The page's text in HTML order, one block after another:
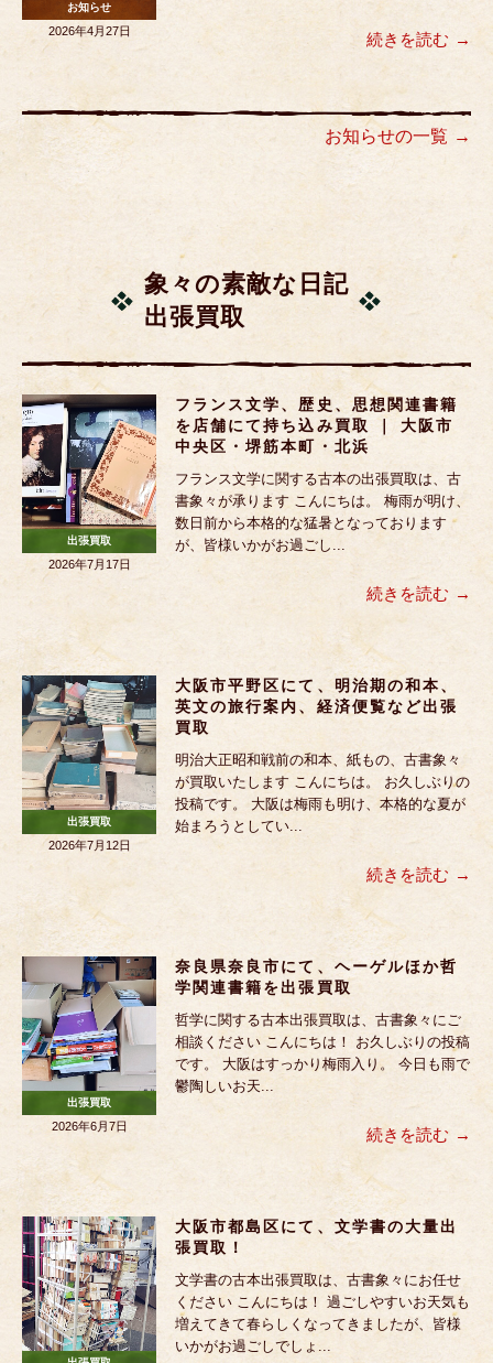
続きを読む
お知らせ
2026年4月27日
お知らせの一覧
象々の素敵な日記
出張買取
フランス文学、歴史、思想関連書籍
を店舗にて持ち込み買取 ｜ 大阪市
中央区・堺筋本町・北浜
フランス文学に関する古本の出張買取は、古
書象々が承ります こんにちは。 梅雨が明け、
数日前から本格的な猛暑となっております
が、皆様いかがお過ごし...
続きを読む
出張買取
2026年7月17日
大阪市平野区にて、明治期の和本、
英文の旅行案内、経済便覧など出張
買取
明治大正昭和戦前の和本、紙もの、古書象々
が買取いたします こんにちは。 お久しぶりの
投稿です。 大阪は梅雨も明け、本格的な夏が
始まろうとしてい...
続きを読む
出張買取
2026年7月12日
奈良県奈良市にて、ヘーゲルほか哲
学関連書籍を出張買取
哲学に関する古本出張買取は、古書象々にご
相談ください こんにちは！ お久しぶりの投稿
です。 大阪はすっかり梅雨入り。 今日も雨で
鬱陶しいお天...
続きを読む
出張買取
2026年6月7日
大阪市都島区にて、文学書の大量出
張買取！
文学書の古本出張買取は、古書象々にお任せ
ください こんにちは！ 過ごしやすいお天気も
増えてきて春らしくなってきましたが、皆様
いかがお過ごしでしょ...